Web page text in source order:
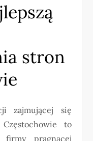
stron
zajmującej się
to
pragnącej